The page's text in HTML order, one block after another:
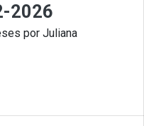
2026
por Juliana